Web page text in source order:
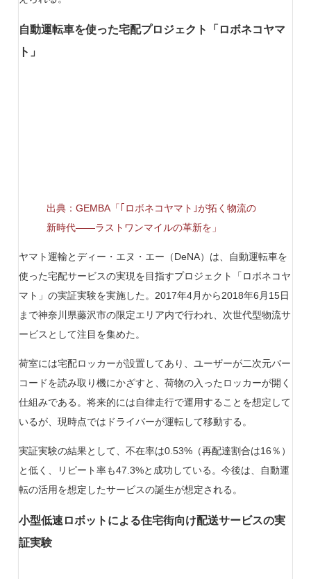
自動運転車を使った宅配プロジェクト「ロボネコヤマ
ト」
出典：GEMBA「｢ロボネコヤマト｣が拓く物流の
新時代——ラストワンマイルの革新を」
ヤマト運輸とディー・エヌ・エー（DeNA）は、自動運転車を
使った宅配サービスの実現を目指すプロジェクト「ロボネコヤ
マト」の実証実験を実施した。2017年4月から2018年6月15日
まで神奈川県藤沢市の限定エリア内で行われ、次世代型物流サ
ービスとして注目を集めた。
荷室には宅配ロッカーが設置してあり、ユーザーが二次元バー
コードを読み取り機にかざすと、荷物の入ったロッカーが開く
仕組みである。将来的には自律走行で運用することを想定して
いるが、現時点ではドライバーが運転して移動する。
実証実験の結果として、不在率は0.53%（再配達割合は16％）
と低く、リピート率も47.3%と成功している。今後は、自動運
転の活用を想定したサービスの誕生が想定される。
小型低速ロボットによる住宅街向け配送サービスの実
証実験